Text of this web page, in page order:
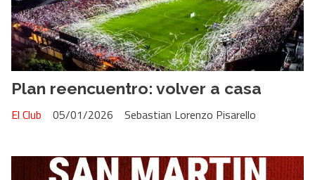
Plan reencuentro: volver a casa
Sebastian Lorenzo Pisarello
El Club 05/01/2026